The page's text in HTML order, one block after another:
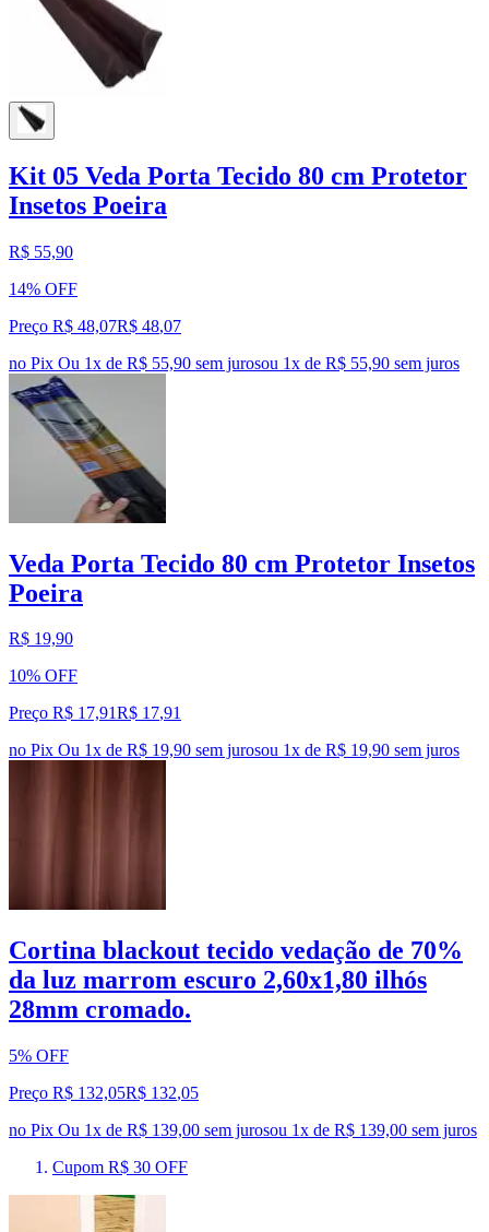
Kit 05 Veda Porta Tecido 80 cm Protetor
Insetos Poeira
R$ 55,90
14% OFF
Preço R$ 48,07R$ 48,07
no Pix Ou 1x de R$ 55,90 sem jurosou 1x de R$ 55,90 sem juros
Veda Porta Tecido 80 cm Protetor Insetos
Poeira
R$ 19,90
10% OFF
Preço R$ 17,91R$ 17,91
no Pix Ou 1x de R$ 19,90 sem jurosou 1x de R$ 19,90 sem juros
Cortina blackout tecido vedação de 70%
da luz marrom escuro 2,60x1,80 ilhós
28mm cromado.
5% OFF
Preço R$ 132,05R$ 132,05
no Pix Ou 1x de R$ 139,00 sem jurosou 1x de R$ 139,00 sem juros
Cupom R$ 30 OFF